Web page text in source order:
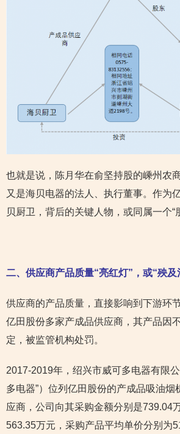
也就是说，陈月华在俞坚持股的嵊州农
又是海贝电器的法人、执行董事。作为
贝厨卫，背后的关键人物，或同属一个“
二、 供应商产品质量“亮红灯”，或“殃及
供应商的产品质量，直接影响到下游环
亿田股份多家产成品供应商，其产品因
定，被监管机构处罚。
2017-2019年，绍兴市威可多电器有限
多电器”）位列亿田股份的产成品吸油烟
应商，公司向其采购金额分别是739.04
563.35万元，采购产品平均单价分别为